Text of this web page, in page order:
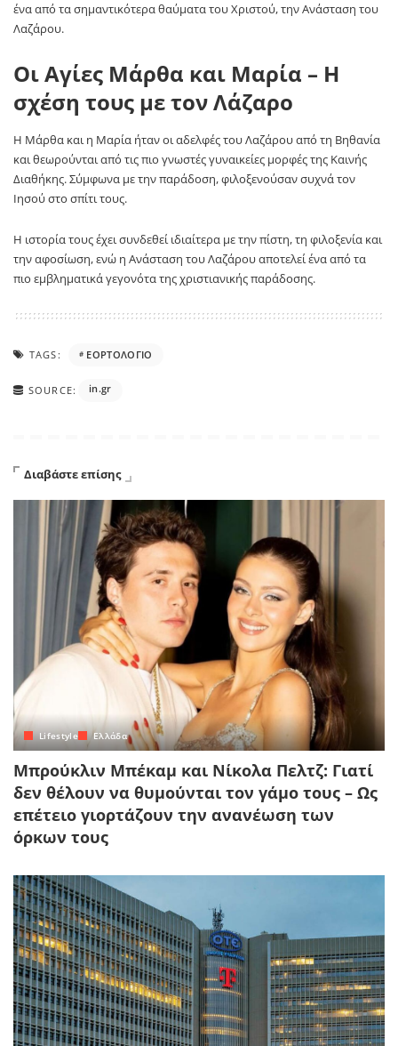
ένα από τα σημαντικότερα θαύματα του Χριστού, την Ανάσταση του
Λαζάρου.
Οι Αγίες Μάρθα και Μαρία – Η
σχέση τους με τον Λάζαρο
Η Μάρθα και η Μαρία ήταν οι αδελφές του Λαζάρου από τη Βηθανία
και θεωρούνται από τις πιο γνωστές γυναικείες μορφές της Καινής
Διαθήκης. Σύμφωνα με την παράδοση, φιλοξενούσαν συχνά τον
Ιησού στο σπίτι τους.
Η ιστορία τους έχει συνδεθεί ιδιαίτερα με την πίστη, τη φιλοξενία και
την αφοσίωση, ενώ η Ανάσταση του Λαζάρου αποτελεί ένα από τα
πιο εμβληματικά γεγονότα της χριστιανικής παράδοσης.
TAGS: ΕΟΡΤΟΛΟΓΙΟ
SOURCE: in.gr
Διαβάστε επίσης
Lifestyle Ελλάδα
Μπρούκλιν Μπέκαμ και Νίκολα Πελτζ: Γιατί
δεν θέλουν να θυμούνται τον γάμο τους – Ως
επέτειο γιορτάζουν την ανανέωση των
όρκων τους